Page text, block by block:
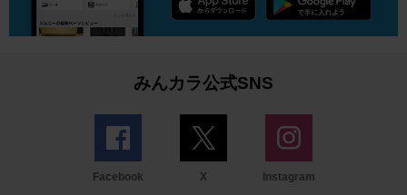
みんカラ公式SNS
Facebook X Instagram